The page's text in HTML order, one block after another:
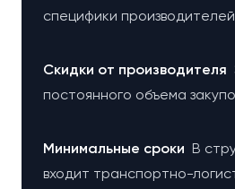
специфики
Cкидки от производителя
постоянного объема
Минимальные сроки В
входит транспортно-